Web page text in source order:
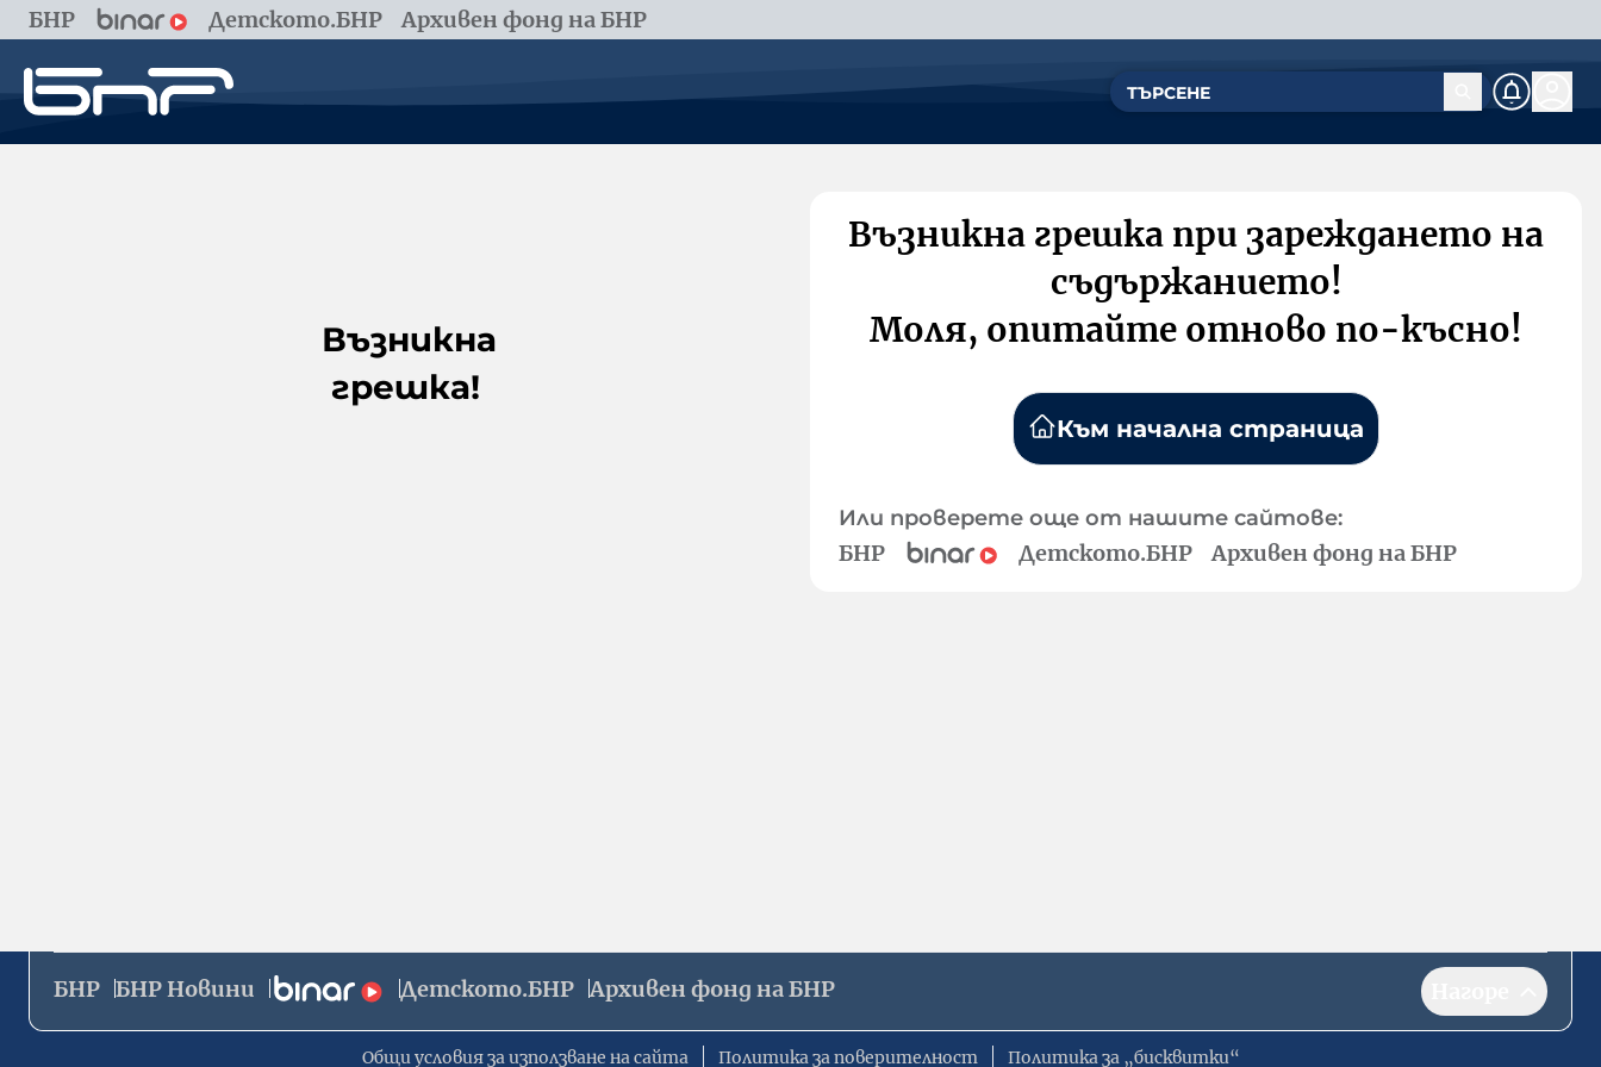
БНР Детското.БНР Архивен фонд на БНР
Възникна
грешка!
Възникна грешка при зареждането на
съдържанието!
Моля, опитайте отново по-късно!
Към начална страница
Или проверете още от нашите сайтове:
БНР Детското.БНР Архивен фонд на БНР
БНР БНР Новини Детското.БНР Архивен фонд на БНР
Общи условия за използване на сайта Политика за поверителност Политика за „бисквитки“